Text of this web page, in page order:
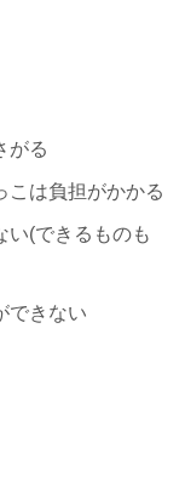
がる
こは負担がかかる
い(できるものも
できない